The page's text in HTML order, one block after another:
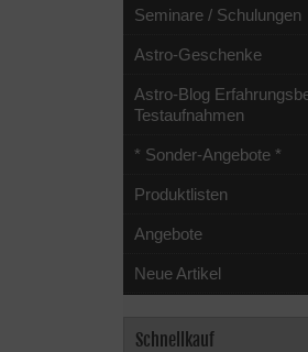
Seminare / Schulungen
Astro-Geschenke
Astro-Blog
Testaufnahmen
* Sonder-Angebote *
Produktlisten
Angebote
Neue Artikel
Schnellkauf